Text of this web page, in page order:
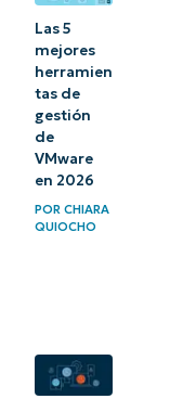
Las 5
mejores
herramien
tas de
gestión
de
VMware
en 2026
PORCHIARA
QUIOCHO